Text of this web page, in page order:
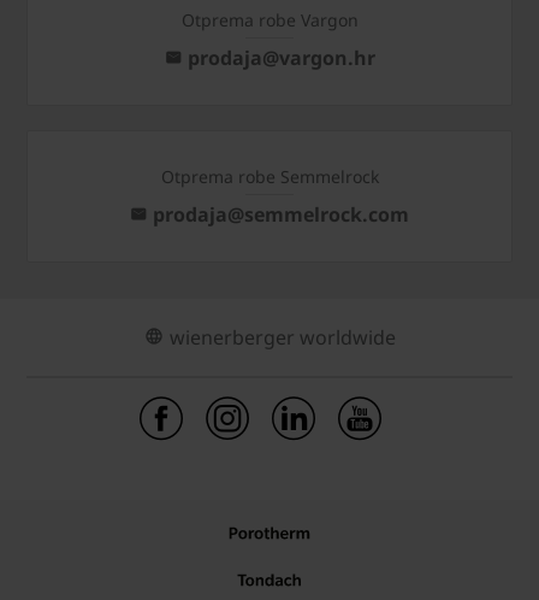
Otprema robe Vargon
prodaja@vargon.hr
Otprema robe Semmelrock
prodaja@semmelrock.com
wienerberger worldwide